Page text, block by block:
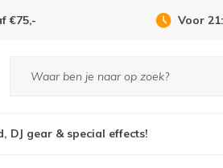
verzonden!
DJ gear & special effects!